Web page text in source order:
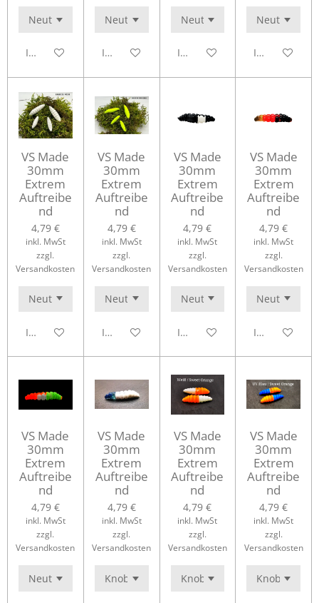
In den WarenkorbIn den WarenkorbIn den WarenkorbIn den
VS Made
30mm
Extrem
Auftreibe
nd
4,79 €
inkl. MwSt
zzgl.
Versandkosten
In den Warenkorb
VS Made
30mm
Extrem
Auftreibe
nd
4,79 €
inkl. MwSt
zzgl.
Versandkosten
In den Warenkorb
VS Made
30mm
Extrem
Auftreibe
nd
4,79 €
inkl. MwSt
zzgl.
Versandkosten
In den Warenkorb
VS Made
30mm
Extrem
Auftreibe
nd
4,79 €
inkl. MwSt
zzgl.
Versandkosten
In den
VS Made
30mm
Extrem
Auftreibe
nd
4,79 €
inkl. MwSt
zzgl.
Versandkosten
VS Made
30mm
Extrem
Auftreibe
nd
4,79 €
inkl. MwSt
zzgl.
Versandkosten
VS Made
30mm
Extrem
Auftreibe
nd
4,79 €
inkl. MwSt
zzgl.
Versandkosten
VS Made
30mm
Extrem
Auftreibe
nd
4,79 €
inkl. MwSt
zzgl.
Versandkosten